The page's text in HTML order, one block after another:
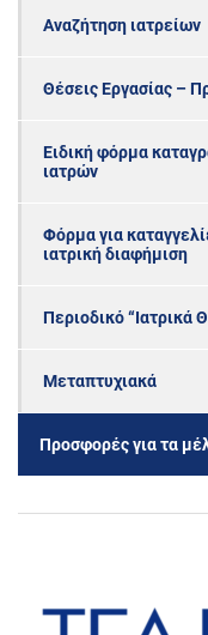
Αναζήτηση ιατρείων
Θέσεις Εργασίας –
Ειδική φόρμα
ιατρών
Φόρμα για
ιατρική διαφήμιση
Περιοδικό “Ιατρικά
Μεταπτυχιακά
Προσφορές για τα